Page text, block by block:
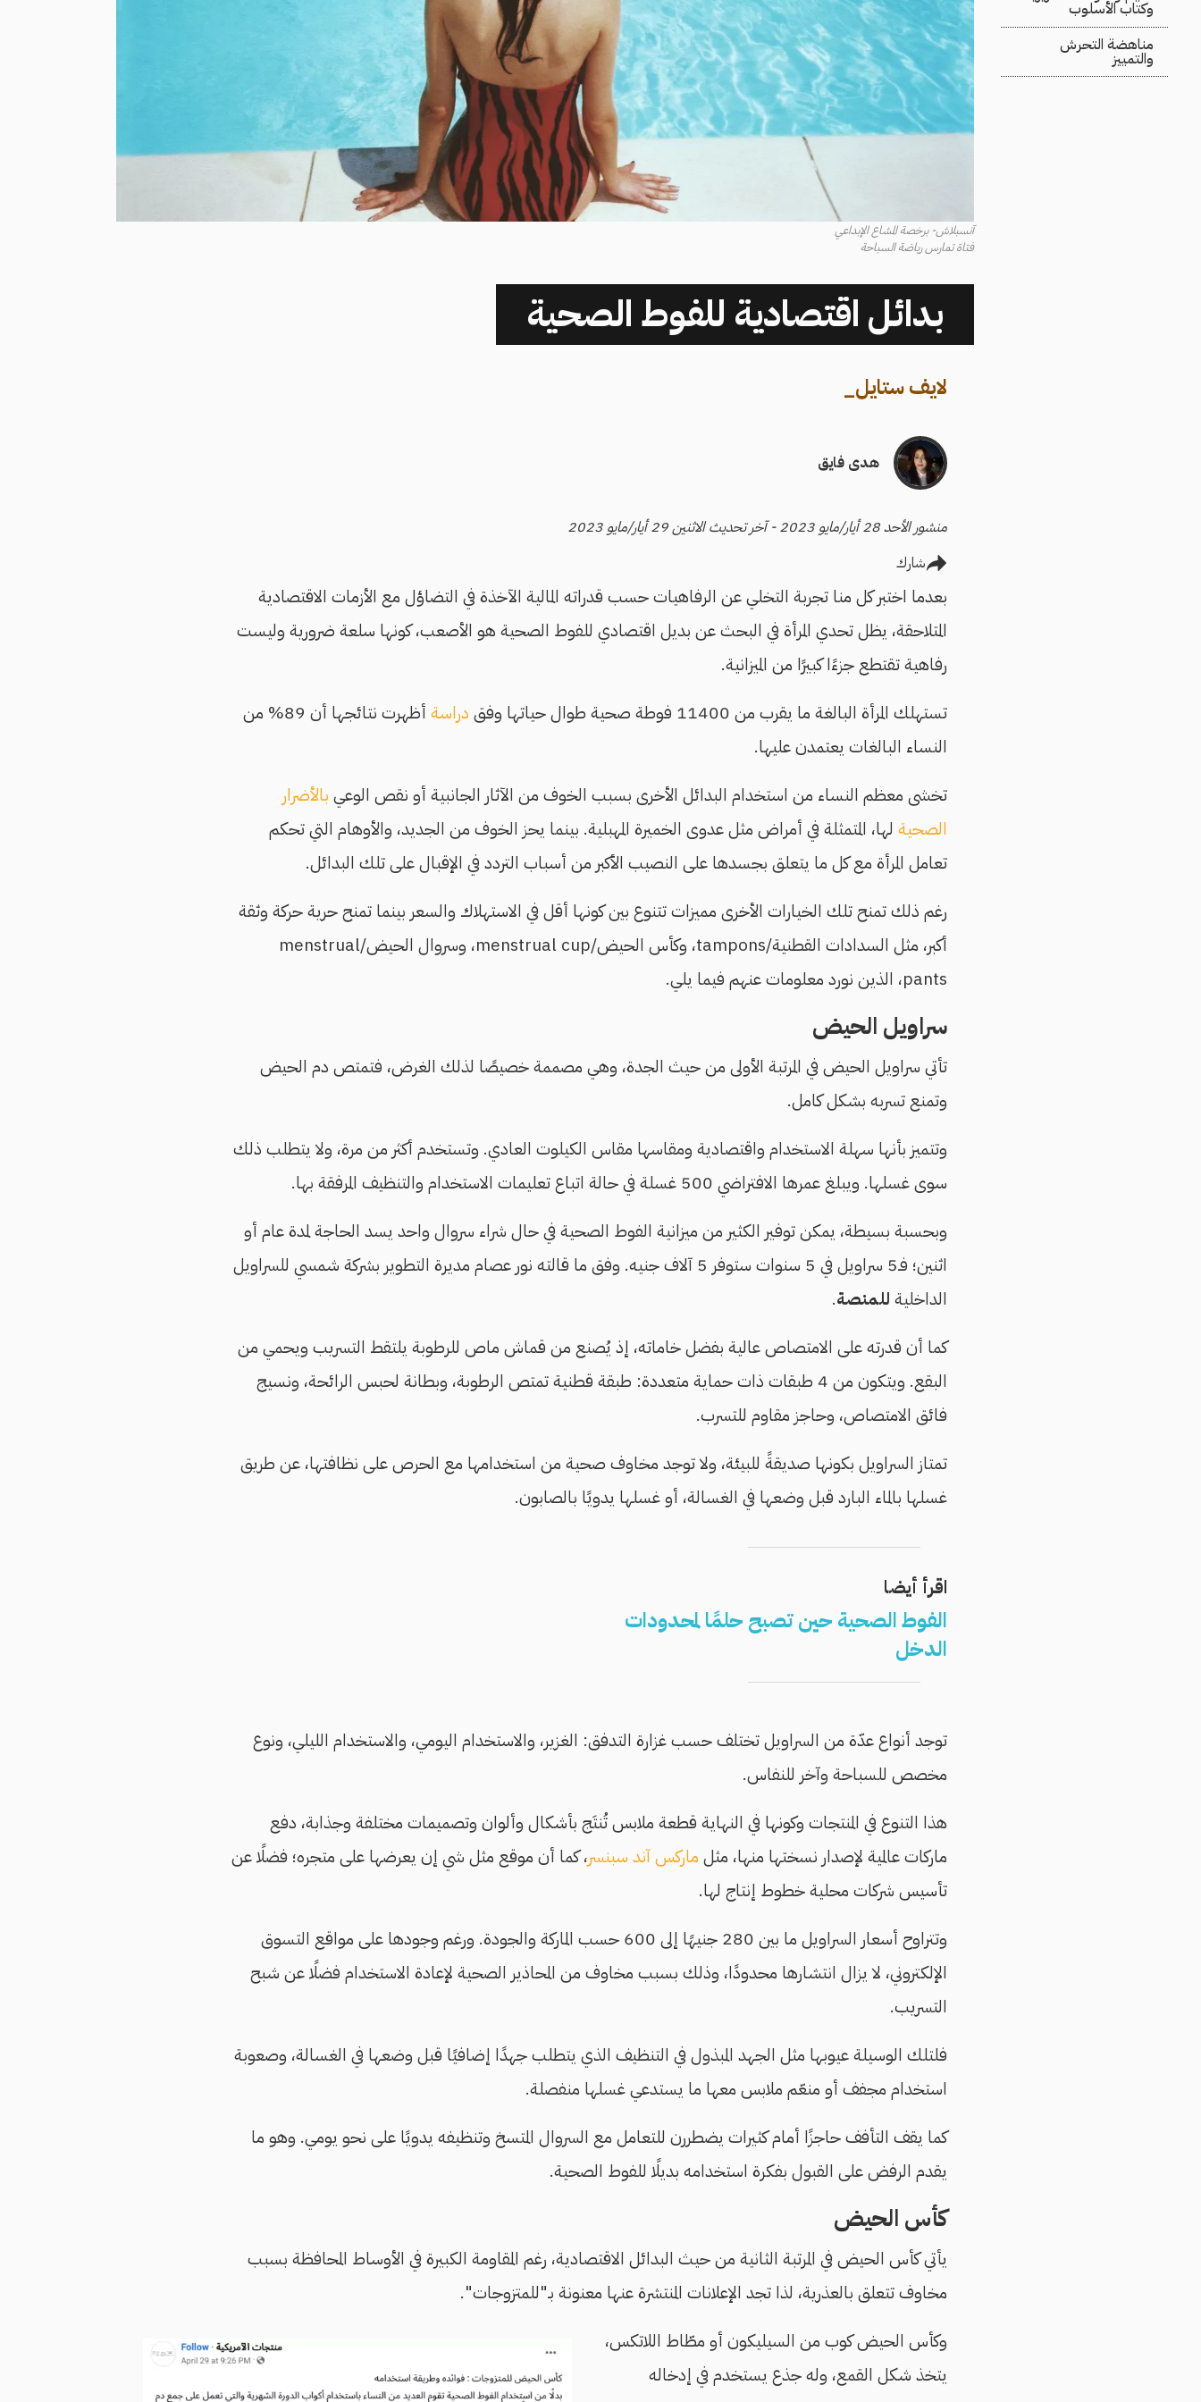
وكتاب الأسلوب
مناهضة التحرش
والتمييز
آنسبلاش- برخصة المشاع الإبداعي
فتاة تمارس رياضة السباحة
بدائل اقتصادية للفوط الصحية
لايف ستايل_
هدى فايق
منشور الأحد 28 أيار/مايو 2023 - آخر تحديث الاثنين 29 أيار/مايو 2023
شارك
بعدما اختبر كل منا تجربة التخلي عن الرفاهيات حسب قدراته المالية الآخذة في التضاؤل مع الأزمات الاقتصادية
المتلاحقة، يظل تحدي المرأة في البحث عن بديل اقتصادي للفوط الصحية هو الأصعب، كونها سلعة ضرورية وليست
رفاهية تقتطع جزءًا كبيرًا من الميزانية.
تستهلك المرأة البالغة ما يقرب من 11400 فوطة صحية طوال حياتها وفق
دراسة
أظهرت نتائجها أن 89% من
النساء البالغات يعتمدن عليها.
تخشى معظم النساء من استخدام البدائل الأخرى بسبب الخوف من الآثار الجانبية أو نقص الوعي بالأضرار
الصحيةلها، المتمثلة في أمراض مثل عدوى الخميرة المهبلية. بينما يحز الخوف من الجديد، والأوهام التي تحكم
تعامل المرأة مع كل ما يتعلق بجسدها على النصيب الأكبر من أسباب التردد في الإقبال على تلك البدائل.
رغم ذلك تمنح تلك الخيارات الأخرى مميزات تتنوع بين كونها أقل في الاستهلاك والسعر بينما تمنح حرية حركة وثقة
أكبر، مثل السدادات القطنية/tampons، وكأس الحيض/menstrual cup، وسروال الحيض/menstrual
pants، الذين نورد معلومات عنهم فيما يلي.
سراويل الحيض
تأتي سراويل الحيض في المرتبة الأولى من حيث الجدة، وهي مصممة خصيصًا لذلك الغرض، فتمتص دم الحيض
وتمنع تسربه بشكل كامل.
وتتميز بأنها سهلة الاستخدام واقتصادية ومقاسها مقاس الكيلوت العادي. وتستخدم أكثر من مرة، ولا يتطلب ذلك
سوى غسلها. ويبلغ عمرها الافتراضي 500 غسلة في حالة اتباع تعليمات الاستخدام والتنظيف المرفقة بها.
وبحسبة بسيطة، يمكن توفير الكثير من ميزانية الفوط الصحية في حال شراء سروال واحد يسد الحاجة لمدة عام أو
اثنين؛ فـ5 سراويل في 5 سنوات ستوفر 5 آلاف جنيه. وفق ما قالته نور عصام مديرة التطوير بشركة شمسي للسراويل
الداخلية للمنصة.
كما أن قدرته على الامتصاص عالية بفضل خاماته، إذ يُصنع من قماش ماص للرطوبة يلتقط التسريب ويحمي من
البقع. ويتكون من 4 طبقات ذات حماية متعددة: طبقة قطنية تمتص الرطوبة، وبطانة لحبس الرائحة، ونسيج
فائق الامتصاص، وحاجز مقاوم للتسرب.
تمتاز السراويل بكونها صديقةً للبيئة، ولا توجد مخاوف صحية من استخدامها مع الحرص على نظافتها، عن طريق
غسلها بالماء البارد قبل وضعها في الغسالة، أو غسلها يدويًا بالصابون.
اقرأ أيضا
الفوط الصحية حين تصبح حلمًا لمحدودات
الدخل
توجد أنواع عدّة من السراويل تختلف حسب غزارة التدفق: الغزير، والاستخدام اليومي، والاستخدام الليلي، ونوع
مخصص للسباحة وآخر للنفاس.
هذا التنوع في المنتجات وكونها في النهاية قطعة ملابس تُنتَج بأشكال وألوان وتصميمات مختلفة وجذابة، دفع
ماركات عالمية لإصدار نسختها منها، مثلماركس آند سبنسر، كما أن موقع مثل شي إن يعرضها على متجره؛ فضلًا عن
تأسيس شركات محلية خطوط إنتاج لها.
وتتراوح أسعار السراويل ما بين 280 جنيهًا إلى 600 حسب الماركة والجودة. ورغم وجودها على مواقع التسوق
الإلكتروني، لا يزال انتشارها محدودًا، وذلك بسبب مخاوف من المحاذير الصحية لإعادة الاستخدام فضلًا عن شبح
التسريب.
فلتلك الوسيلة عيوبها مثل الجهد المبذول في التنظيف الذي يتطلب جهدًا إضافيًا قبل وضعها في الغسالة، وصعوبة
استخدام مجفف أو منعّم ملابس معها ما يستدعي غسلها منفصلة.
كما يقف التأفف حاجزًا أمام كثيرات يضطررن للتعامل مع السروال المتسخ وتنظيفه يدويًا على نحو يومي. وهو ما
يقدم الرفض على القبول بفكرة استخدامه بديلًا للفوط الصحية.
كأس الحيض
يأتي كأس الحيض في المرتبة الثانية من حيث البدائل الاقتصادية، رغم المقاومة الكبيرة في الأوساط المحافظة بسبب
مخاوف تتعلق بالعذرية، لذا تجد الإعلانات المنتشرة عنها معنونة بـ"للمتزوجات".
وكأس الحيض كوب من السيليكون أو مطّاط اللاتكس،
يتخذ شكل القمع، وله جذع يستخدم في إدخاله